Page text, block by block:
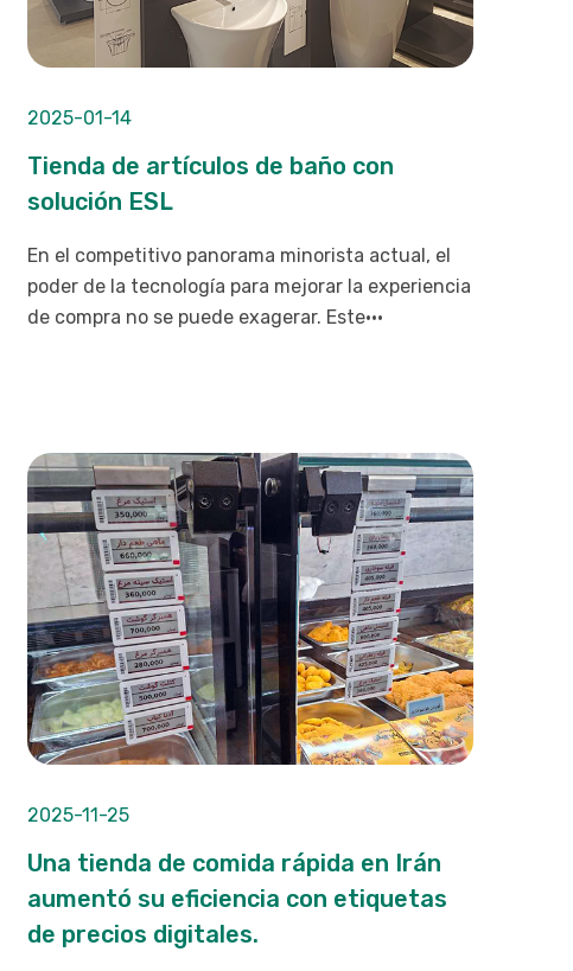
2025-01-14
Tienda de artículos de baño con
solución ESL
En el competitivo panorama minorista actual, el
poder de la tecnología para mejorar la experiencia
de compra no se puede exagerar. Este···
2025-11-25
Una tienda de comida rápida en Irán
aumentó su eficiencia con etiquetas
de precios digitales.